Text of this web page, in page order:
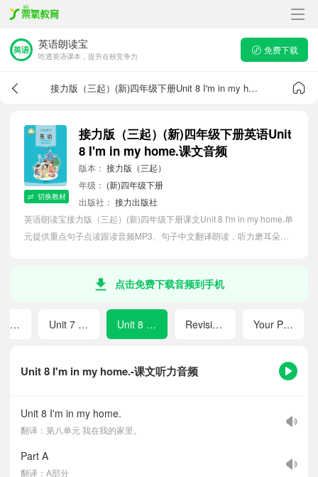
英语朗读宝
吃透英语课本，提升在校竞争力
免费下载
接力版（三起）(新)四年级下册Unit 8 I'm in my home.课文音频
切换教材
接力版（三起）(新)四年级下册英语Unit
8 I'm in my home.课文音频
版本： 接力版（三起）
年级： (新)四年级下册
出版社： 接力出版社
英语朗读宝接力版（三起）(新)四年级下册课文Unit 8 I'm in my home.单
元提供重点句子点读跟读音频MP3、句子中文翻译朗读，听力磨耳朵等
点击免费下载音频到手机
Unit 8 I'm in my home.-课文听力音频
Unit 8 I'm in my home.
翻译：第八单元 我在我的家里。
Part A
翻译：A部分
Unit 6 Who has a watch? Unit 7 Would you like some milk? Unit 8 I'm in my home. Revision 2 Your Picture Dictionary